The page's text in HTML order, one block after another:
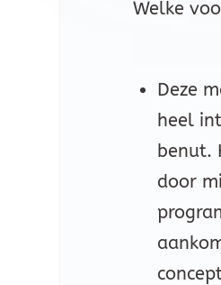
Welke
Deze
heel
benut.
door